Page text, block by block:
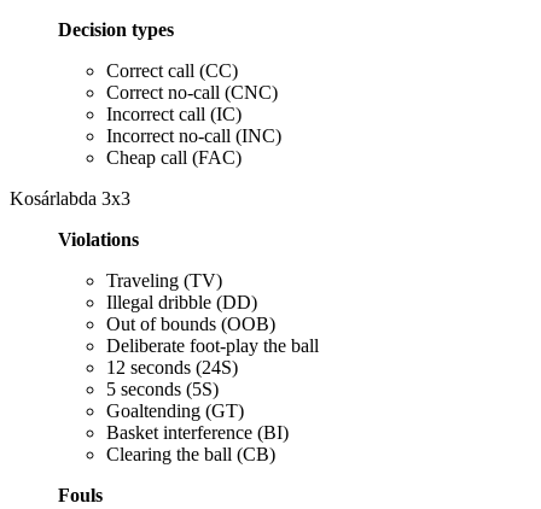
Decision types
Correct call (CC)
Correct no-call (CNC)
Incorrect call (IC)
Incorrect no-call (INC)
Cheap call (FAC)
Kosárlabda 3x3
Violations
Traveling (TV)
Illegal dribble (DD)
Out of bounds (OOB)
Deliberate foot-play the ball
12 seconds (24S)
5 seconds (5S)
Goaltending (GT)
Basket interference (BI)
Clearing the ball (CB)
Fouls